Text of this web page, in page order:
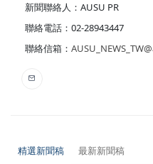
新聞聯絡人：AUSU PR
聯絡電話：02-28943447
聯絡信箱：
精選新聞稿 最新新聞稿